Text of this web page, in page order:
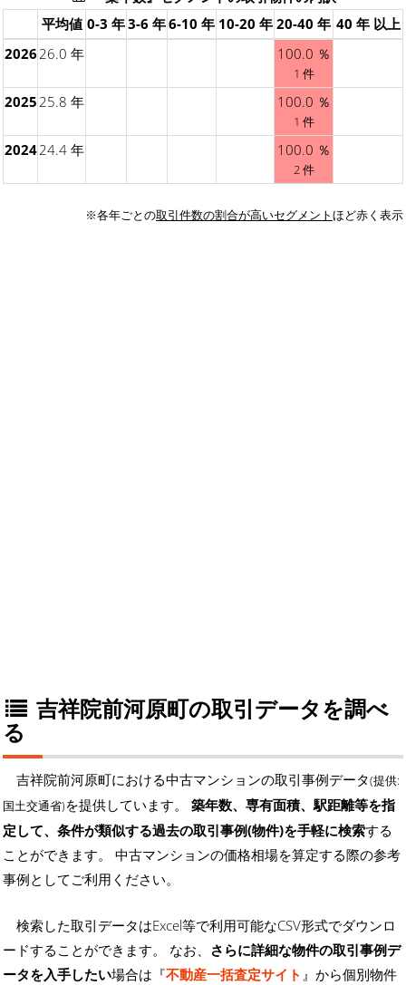
平均値 0-3 年3-6 年6-10 年 10-20 年 20-40 年 40 年 以上
202626.0 年 100.0 ％
1 件
202525.8 年 100.0 ％
1 件
202424.4 年 100.0 ％
2 件
※各年ごとの取引件数の割合が高いセグメントほど赤く表示
吉祥院前河原町の取引データを調べ
る
吉祥院前河原町における中古マンションの取引事例データ(提供:
国土交通省)を提供しています。 築年数、専有面積、駅距離等を指
定して、条件が類似する過去の取引事例(物件)を手軽に検索する
ことができます。 中古マンションの価格相場を算定する際の参考
事例としてご利用ください。
検索した取引データはExcel等で利用可能なCSV形式でダウンロ
ードすることができます。 なお、 さらに詳細な物件の取引事例デ
ータを入手したい場合は『不動産一括査定サイト 』から個別物件